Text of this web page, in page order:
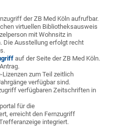
der ZB Med Köln aufrufbar.
virtuellen Bibliotheksausweis
mit Wohnsitz in
Die Ausstellung erfolgt recht
auf der Seite der ZB Med Köln.
zum Teil zeitlich
verfügbar sind.
verfügbaren Zeitschriften in
für die
erreicht den Fernzugriff
integriert.